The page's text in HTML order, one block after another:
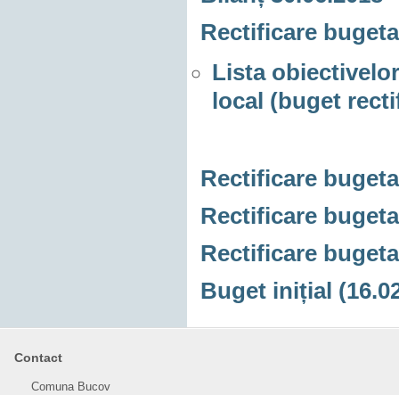
Rectificare
Lista
local (buget
Rectificare
Rectificare
Rectificare
Buget inițial
Contact
Comuna Bucov